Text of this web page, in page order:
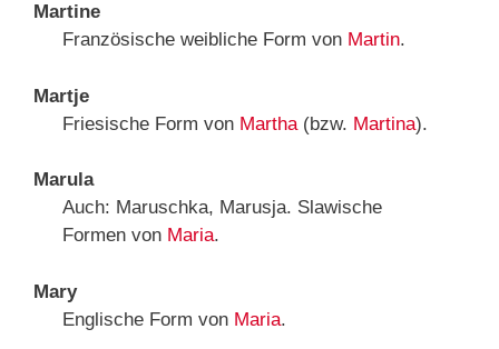
Martine
Französische weibliche Form von Martin.
Martje
Friesische Form von Martha(bzw. Martina).
Marula
Auch: Maruschka, Marusja. Slawische
Formen von Maria.
Mary
Englische Form von Maria.